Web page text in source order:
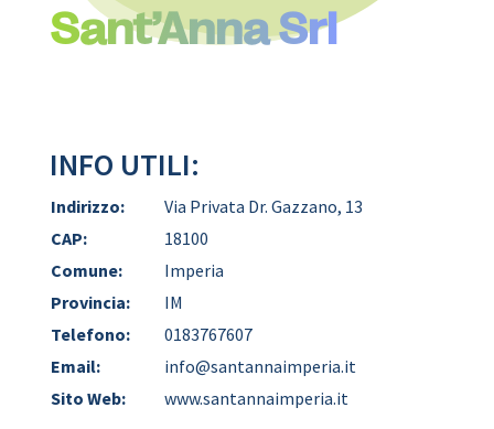
Sant’Anna Srl
INFO UTILI:
Indirizzo:
Via Privata Dr. Gazzano, 13
CAP:
18100
Comune:
Imperia
Provincia:
IM
Telefono:
0183767607
Email:
info@santannaimperia.it
Sito Web:
www.santannaimperia.it